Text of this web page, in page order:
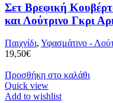
Σετ Βρεφική
και Λούτρινο Γκρι
Παιχνίδι, Υφασμάτινο -
19,50€
Προσθήκη στο καλάθι
Quick view
Add to wishlist